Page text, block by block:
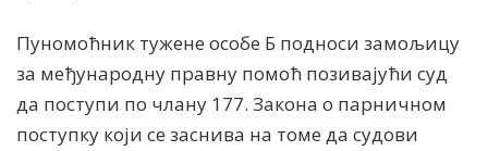
Пуномоћник тужене особе Б подноси замољицу
за међународну правну помоћ позивајући суд
да поступи по члану 177. Закона о парничном
поступку који се заснива на томе да судови